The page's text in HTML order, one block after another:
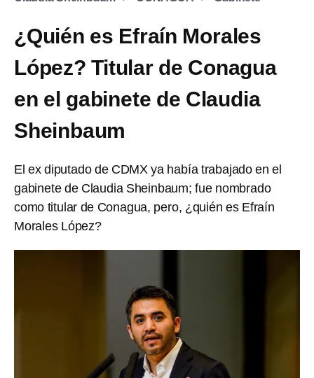
¿Quién es Efraín Morales
López? Titular de Conagua
en el gabinete de Claudia
Sheinbaum
El ex diputado de CDMX ya había trabajado en el
gabinete de Claudia Sheinbaum; fue nombrado
como titular de Conagua, pero, ¿quién es Efraín
Morales López?